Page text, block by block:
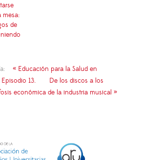
mesa:
de
« Educación para la Salud en
13.
De los discos a los
económica de la industria musical »